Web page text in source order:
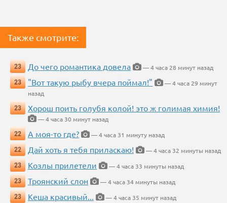
Также смотрите:
23 До чего романтика довела
— 4 часа 28 минут назад
23
"Вот такую рыбу вчера поймал!"
— 4 часа 29 минут
назад
23
Хорош поить голубя колой! это ж голимая химия!
— 4 часа 30 минут назад
22
А моя-то где?
— 4 часа 31 минуту назад
22
Дай хоть я тебя приласкаю!
— 4 часа 32 минуты назад
23
Козлы прилетели
— 4 часа 33 минуты назад
23
Троянский слон
— 4 часа 34 минуты назад
23
Кеша красивый...
— 4 часа 35 минут назад